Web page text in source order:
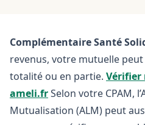
Complémentaire Santé
revenus, votre mutuelle
totalité ou en partie. Vérifier
ameli.frSelon votre CPAM,
Mutualisation (ALM) peut